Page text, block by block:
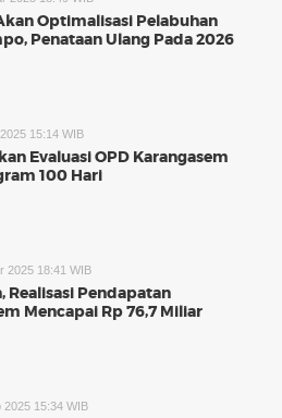
Optimalisasi Pelabuhan
Penataan Ulang Pada 2026
15:14 WIB
Evaluasi OPD Karangasem
100 Hari
2025 18:41 WIB
Realisasi Pendapatan
Mencapai Rp 76,7 Miliar
2025 15:34 WIB